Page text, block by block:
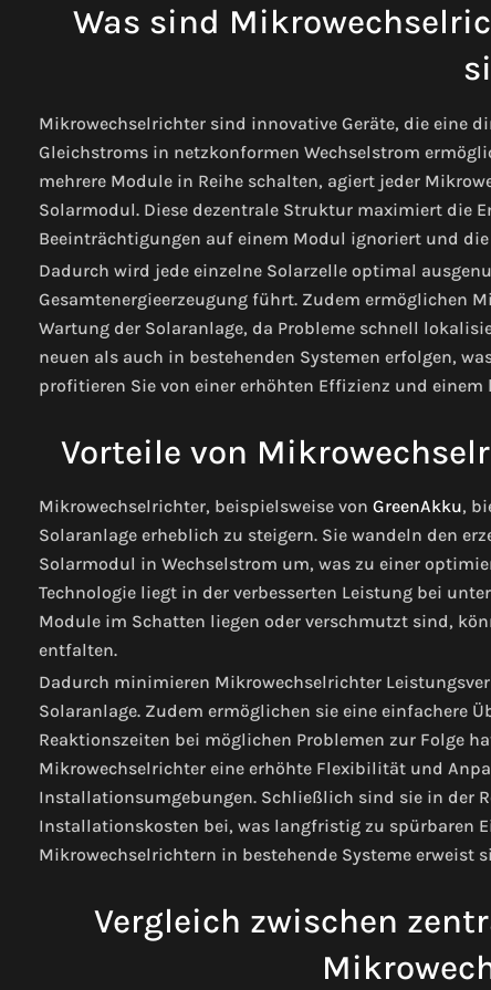
Was sind
Mikrowechselrichter sind innovative Geräte, die eine
Gleichstroms in netzkonformen Wechselstrom
mehrere Module in Reihe schalten, agiert jeder
Solarmodul. Diese dezentrale Struktur maximiert die
Beeinträchtigungen auf einem Modul ignoriert und
Dadurch wird jede einzelne Solarzelle optimal
Gesamtenergieerzeugung führt. Zudem ermöglichen
Wartung der Solaranlage, da Probleme schnell
neuen als auch in bestehenden Systemen erfolgen,
profitieren Sie von einer erhöhten Effizienz und
Vorteile von
Mikrowechselrichter, beispielsweise von GreenAkku,
Solaranlage erheblich zu steigern. Sie wandeln den
Solarmodul in Wechselstrom um, was zu einer
Technologie liegt in der verbesserten Leistung bei
Module im Schatten liegen oder verschmutzt sind,
entfalten.
Dadurch minimieren Mikrowechselrichter
Solaranlage. Zudem ermöglichen sie eine einfachere
Reaktionszeiten bei möglichen Problemen zur Folge
Mikrowechselrichter eine erhöhte Flexibilität und
Installationsumgebungen. Schließlich sind sie in der
Installationskosten bei, was langfristig zu spürbaren
Mikrowechselrichtern in bestehende Systeme
Vergleich zwischen